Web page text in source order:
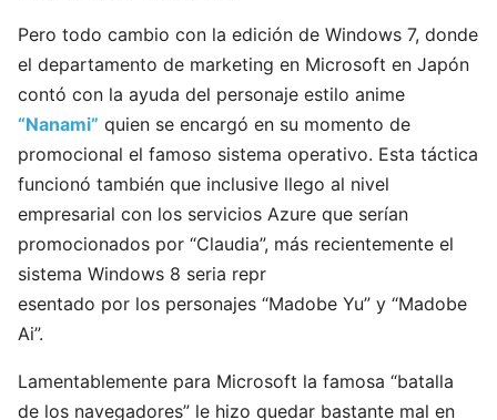
Pero todo cambio con la edición de Windows 7, donde
el departamento de marketing en Microsoft en Japón
contó con la ayuda del personaje estilo anime
“Nanami” quien se encargó en su momento de
promocional el famoso sistema operativo. Esta táctica
funcionó también que inclusive llego al nivel
empresarial con los servicios Azure que serían
promocionados por “Claudia”, más recientemente el
sistema Windows 8 seria repr
esentado por los personajes “Madobe Yu” y “Madobe
Ai”.
Lamentablemente para Microsoft la famosa “batalla
de los navegadores” le hizo quedar bastante mal en